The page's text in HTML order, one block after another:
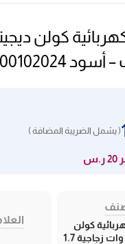
( يشمل الضريبة المضافة )
كولن
ديجيتال 2200 وات زجاجية 1.7